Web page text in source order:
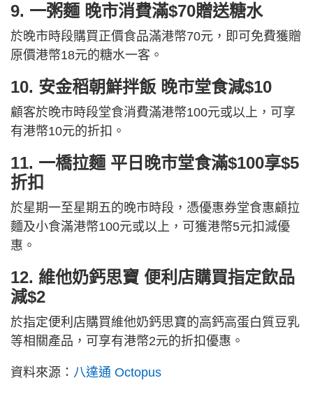
9. 一粥麵 晚市消費滿$70贈送糖水
於晚市時段購買正價食品滿港幣70元，即可免費獲贈
原價港幣18元的糖水一客。
10. 安金稻朝鮮拌飯 晚市堂食減$10
顧客於晚市時段堂食消費滿港幣100元或以上，可享
有港幣10元的折扣。
11. 一橋拉麵 平日晚市堂食滿$100享$5
折扣
於星期一至星期五的晚市時段，憑優惠券堂食惠顧拉
麵及小食滿港幣100元或以上，可獲港幣5元扣減優
惠。
12. 維他奶鈣思寶 便利店購買指定飲品
減$2
於指定便利店購買維他奶鈣思寶的高鈣高蛋白質豆乳
等相關產品，可享有港幣2元的折扣優惠。
資料來源： 八達通 Octopus